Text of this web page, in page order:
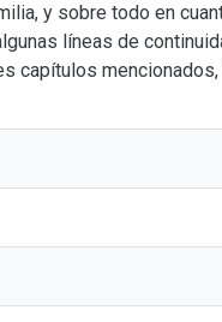
y sobre todo en
líneas de
capítulos